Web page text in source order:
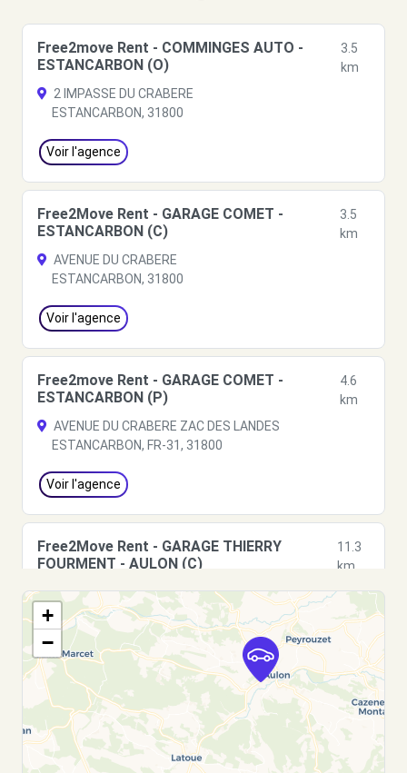
Free2move Rent - COMMINGES AUTO -
ESTANCARBON (O)
3.5
km
2 IMPASSE DU CRABERE
ESTANCARBON, 31800
Voir l'agence
Free2Move Rent - GARAGE COMET -
ESTANCARBON (C)
3.5
km
AVENUE DU CRABERE
ESTANCARBON, 31800
Voir l'agence
Free2move Rent - GARAGE COMET -
ESTANCARBON (P)
4.6
km
AVENUE DU CRABERE ZAC DES LANDES
ESTANCARBON, FR-31, 31800
Voir l'agence
Free2Move Rent - GARAGE THIERRY
FOURMENT - AULON (C)
11.3
km
LE VILLAGE
AULON, 31420
Voir l'agence
+
−